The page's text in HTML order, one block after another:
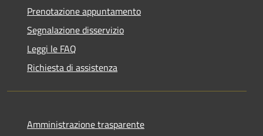
Prenotazione appuntamento
Segnalazione disservizio
Leggi le FAQ
Richiesta di assistenza
Amministrazione trasparente